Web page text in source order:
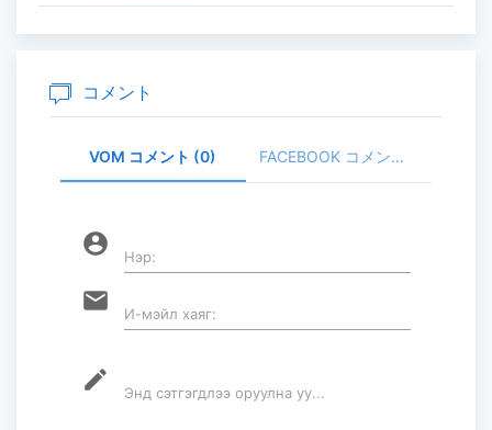
家畜頭数は約7800万頭に達する見通
し
コメント
VOM コメント (0) FACEBOOK コメント (
account_circle Нэр:
email И-мэйл хаяг:
mode_edit Энд сэтгэгдлээ оруулна уу...